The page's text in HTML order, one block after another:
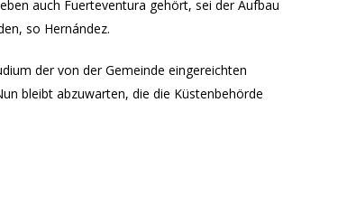
auch Fuerteventura gehört, sei der Aufbau
so Hernández.
der von der Gemeinde eingereichten
bleibt abzuwarten, die die Küstenbehörde